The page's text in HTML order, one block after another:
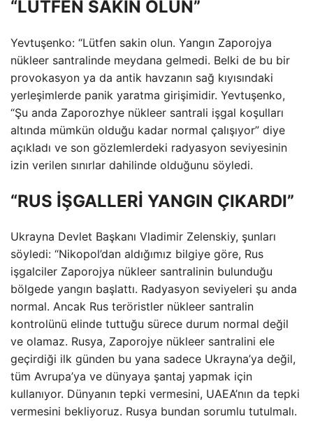
“LÜTFEN SAKİN OLUN”
Yevtuşenko: “Lütfen sakin olun. Yangın Zaporojya
nükleer santralinde meydana gelmedi. Belki de bu bir
provokasyon ya da antik havzanın sağ kıyısındaki
yerleşimlerde panik yaratma girişimidir. Yevtuşenko,
“Şu anda Zaporozhye nükleer santrali işgal koşulları
altında mümkün olduğu kadar normal çalışıyor” diye
açıkladı ve son gözlemlerdeki radyasyon seviyesinin
izin verilen sınırlar dahilinde olduğunu söyledi.
“RUS İŞGALLERİ YANGIN ÇIKARDI”
Ukrayna Devlet Başkanı Vladimir Zelenskiy, şunları
söyledi: “Nikopol’dan aldığımız bilgiye göre, Rus
işgalciler Zaporojya nükleer santralinin bulunduğu
bölgede yangın başlattı. Radyasyon seviyeleri şu anda
normal. Ancak Rus teröristler nükleer santralin
kontrolünü elinde tuttuğu sürece durum normal değil
ve olamaz. Rusya, Zaporojye nükleer santralini ele
geçirdiği ilk günden bu yana sadece Ukrayna’ya değil,
tüm Avrupa’ya ve dünyaya şantaj yapmak için
kullanıyor. Dünyanın tepki vermesini, UAEA’nın da tepki
vermesini bekliyoruz. Rusya bundan sorumlu tutulmalı.